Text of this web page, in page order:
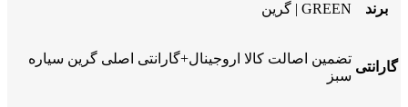
برند GREEN | گرین
گارانتی
تضمین اصالت کالا اروجینال+گارانتی اصلی گرین سیاره
سبز